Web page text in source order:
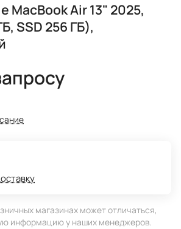
MacBook Air 13" 2025,
SSD 256 ГБ),
магазинах может отличаться,
информацию у наших менеджеров.